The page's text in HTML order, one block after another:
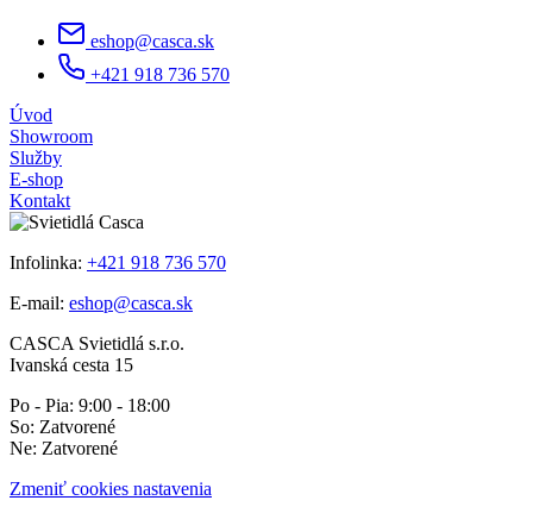
eshop@casca.sk
+421 918 736 570
Úvod
Showroom
Služby
E-shop
Kontakt
Infolinka: +421 918 736 570
E-mail: eshop@casca.sk
CASCA Svietidlá s.r.o.
Ivanská cesta 15
Po - Pia: 9:00 - 18:00
So: Zatvorené
Ne: Zatvorené
Zmeniť cookies nastavenia